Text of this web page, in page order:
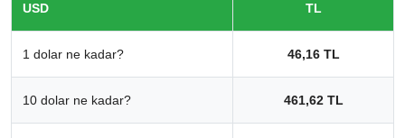
USD TL
1 dolar ne kadar? 46,16 TL
10 dolar ne kadar? 461,62 TL